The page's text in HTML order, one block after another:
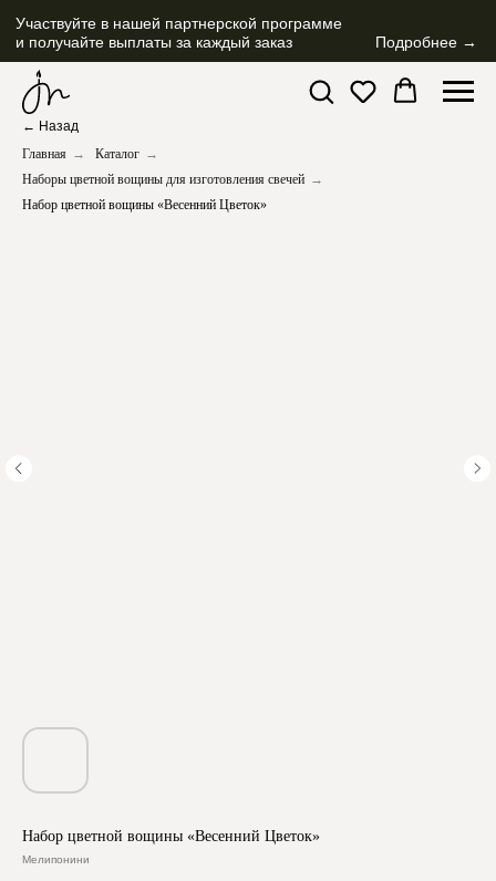
Участвуйте в нашей партнерской программе
и получайте выплаты за каждый заказ Подробнее →
← Назад
Главная → Каталог →
Наборы цветной вощины для изготовления свечей →
Набор цветной вощины «Весенний Цветок»
Набор цветной вощины «Весенний Цветок»
Мелипонини